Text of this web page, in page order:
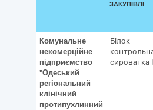
ЗАКУПІВЛІ
Комунальне
некомерційне
підприємство
"Одеський
регіональний
клінічний
протипухлинний
Білок
сироватка І